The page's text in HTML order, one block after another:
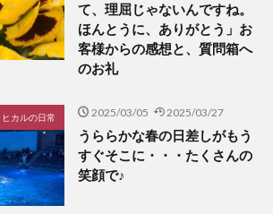
て、理屈じゃないんですね。
ほんとうに、ありがとう」お
客様からの感想と、質問箱へ
のお礼
ヒカルの日常 2025/03/05 2025/03/27
うららかな春の日差しがもう
すぐそこに・・・たくさんの
笑顔で♪